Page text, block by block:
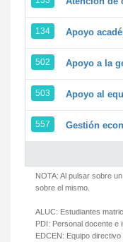
134 Apoyo
502 Apoyo a la
503 Apoyo al
557 Gestión
NOTA: Al pulsar sobre
sobre el mismo.
ALUC: Estudiantes
PDI: Personal docente e
EDCEN: Equipo